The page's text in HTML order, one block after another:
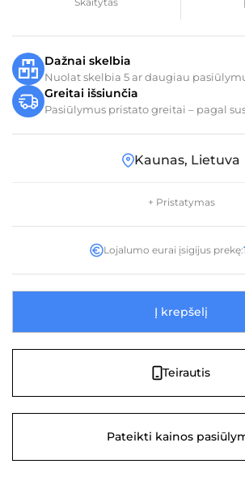
Dažnai skelbia
Nuolat skelbia 5 ar daugiau
Greitai išsiunčia
Pasiūlymus pristato greitai – pagal
Kaunas, Lietuva
+ Pristatymas
Lojalumo eurai įsigijus prekę:
Į krepšelį
Teirautis
Pateikti kainos